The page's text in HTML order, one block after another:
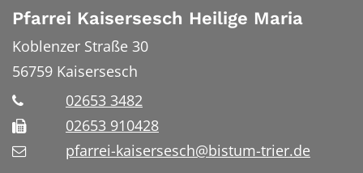
Pfarrei Kaisersesch Heilige Maria
Koblenzer Straße 30
56759 Kaisersesch
02653 3482
02653 910428
pfarrei-kaisersesch@bistum-trier.de